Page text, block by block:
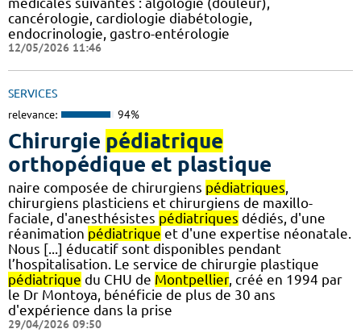
cancérologie, cardiologie diabétologie,
endocrinologie, gastro-entérologie
12/05/2026 11:46
SERVICES
relevance: 94%
Chirurgie pédiatrique
orthopédique et plastique
naire composée de chirurgiens pédiatriques,
chirurgiens plasticiens et chirurgiens de maxillo-
faciale, d'anesthésistes pédiatriques dédiés, d'une
réanimation pédiatrique et d'une expertise néonatale.
Nous [...] éducatif sont disponibles pendant
l’hospitalisation. Le service de chirurgie plastique
pédiatrique du CHU de Montpellier, créé en 1994 par
le Dr Montoya, bénéficie de plus de 30 ans
d'expérience dans la prise
29/04/2026 09:50